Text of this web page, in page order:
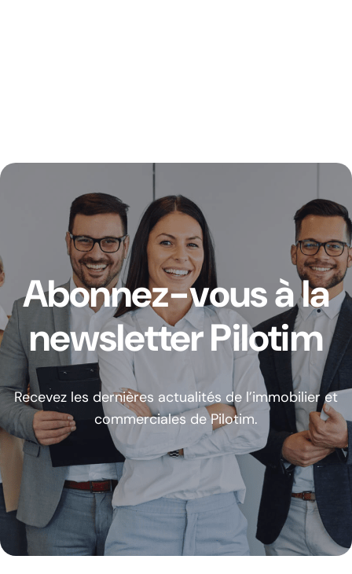
Abonnez-vous à la
newsletter Pilotim
Recevez les dernières actualités de l’immobilier et
commerciales de Pilotim.